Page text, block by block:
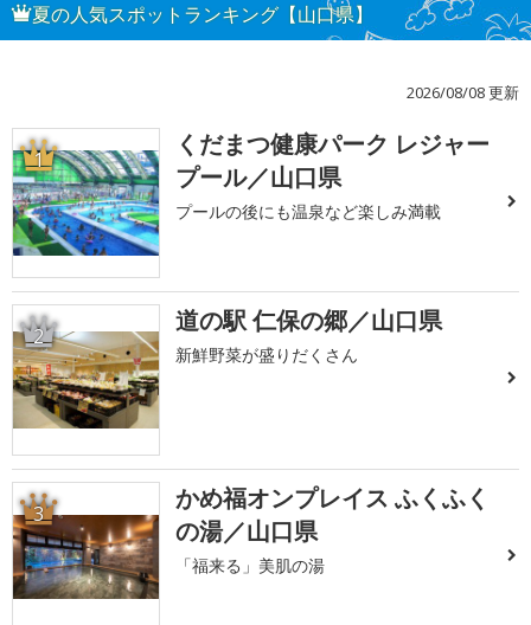
夏の人気スポットランキング【山口県】
2026/08/08 更新
1
くだまつ健康パーク レジャー
プール／山口県
プールの後にも温泉など楽しみ満載
2 道の駅 仁保の郷／山口県
新鮮野菜が盛りだくさん
3
かめ福オンプレイス ふくふく
の湯／山口県
「福来る」美肌の湯